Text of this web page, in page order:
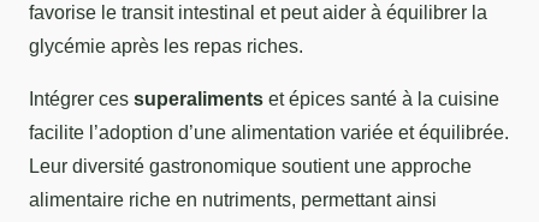
favorise le transit intestinal et peut aider à équilibrer la
glycémie après les repas riches.
Intégrer ces superaliments et épices santé à la cuisine
facilite l’adoption d’une alimentation variée et équilibrée.
Leur diversité gastronomique soutient une approche
alimentaire riche en nutriments, permettant ainsi